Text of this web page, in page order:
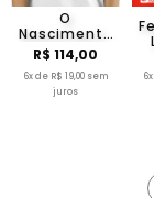
O
Nascimento
de Iemanjá
by Laço Afro
R$ 114,00
6x de R$ 19,00 sem
juros